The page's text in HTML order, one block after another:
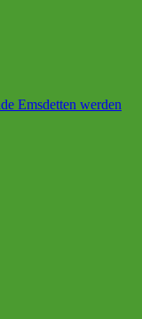
Emsdetten werden